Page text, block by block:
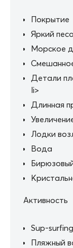
Покрытие
Яркий
Морское
Детали
li>
Длинная
Лодки
Вода
Активность
Sup-surfing
Пляжный